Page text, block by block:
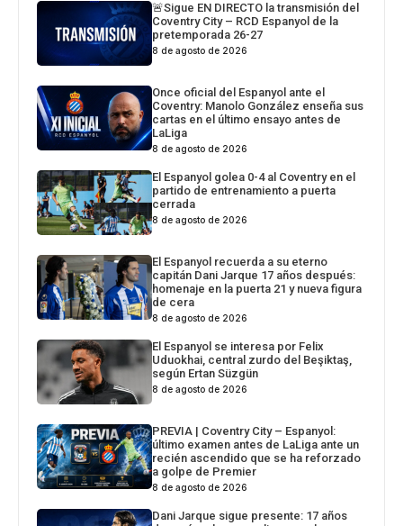
🚨Sigue EN DIRECTO la transmisión del
Coventry City – RCD Espanyol de la
pretemporada 26-27
8 de agosto de 2026
Once oficial del Espanyol ante el
Coventry: Manolo González enseña sus
cartas en el último ensayo antes de
LaLiga
8 de agosto de 2026
El Espanyol golea 0-4 al Coventry en el
partido de entrenamiento a puerta
cerrada
8 de agosto de 2026
El Espanyol recuerda a su eterno
capitán Dani Jarque 17 años después:
homenaje en la puerta 21 y nueva figura
de cera
8 de agosto de 2026
El Espanyol se interesa por Felix
Uduokhai, central zurdo del Beşiktaş,
según Ertan Süzgün
8 de agosto de 2026
PREVIA | Coventry City – Espanyol:
último examen antes de LaLiga ante un
recién ascendido que se ha reforzado
a golpe de Premier
8 de agosto de 2026
Dani Jarque sigue presente: 17 años